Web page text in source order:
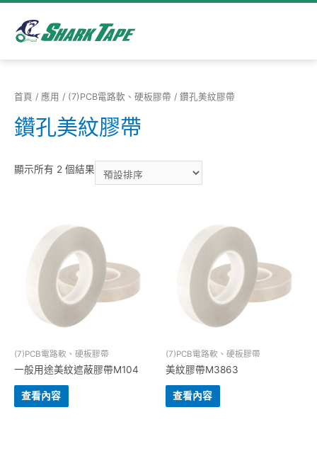
首頁 / 應用 / (7)PCB電路軟、硬板膠帶 / 鑽孔美紋膠帶
鑽孔美紋膠帶
顯示所有 2 個結果
(7)PCB電路軟、硬板膠帶
一般用途美紋遮蔽膠帶M104
查看內容
(7)PCB電路軟、硬板膠帶
美紋膠帶M3863
查看內容